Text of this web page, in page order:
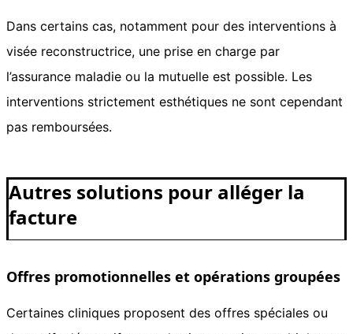
Dans certains cas, notamment pour des interventions à
visée reconstructrice, une prise en charge par
l’assurance maladie ou la mutuelle est possible. Les
interventions strictement esthétiques ne sont cependant
pas remboursées.
Autres solutions pour alléger la
facture
Offres promotionnelles et opérations groupées
Certaines cliniques proposent des offres spéciales ou